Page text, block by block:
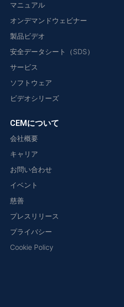
マニュアル
オンデマンドウェビナー
製品ビデオ
安全データシート（SDS）
サービス
ソフトウェア
ビデオシリーズ
CEMについて
会社概要
キャリア
お問い合わせ
イベント
慈善
プレスリリース
プライバシー
Cookie Policy